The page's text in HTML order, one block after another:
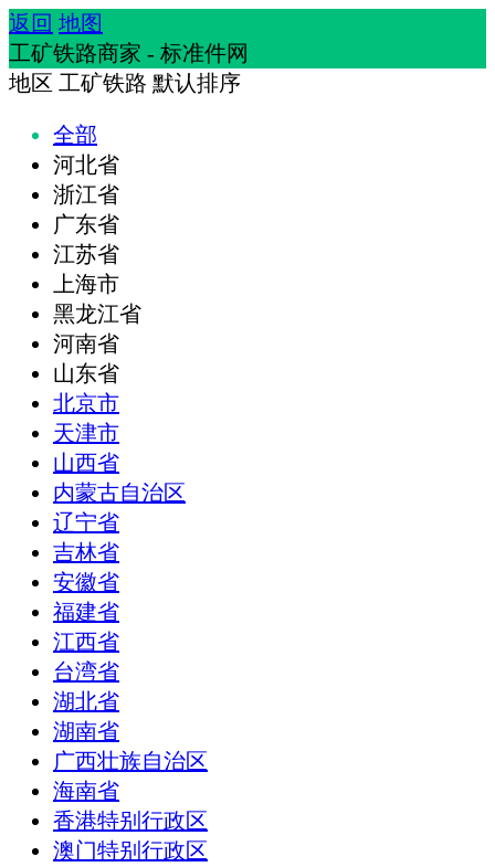
返回 地图
工矿铁路商家 - 标准件网
地区 工矿铁路 默认排序
全部
河北省
浙江省
广东省
江苏省
上海市
黑龙江省
河南省
山东省
北京市
天津市
山西省
内蒙古自治区
辽宁省
吉林省
安徽省
福建省
江西省
台湾省
湖北省
湖南省
广西壮族自治区
海南省
香港特别行政区
澳门特别行政区